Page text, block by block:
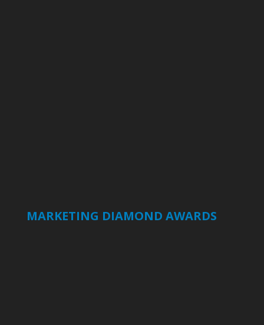
MARKETING DIAMOND AWARDS